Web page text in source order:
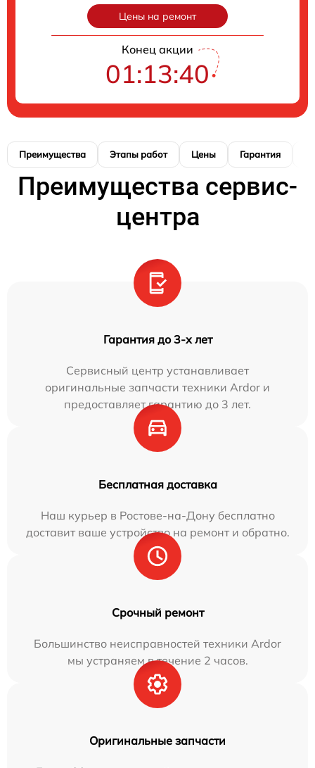
Цены на ремонт
Конец акции
01:13:39
Преимущества Этапы работ Цены Гарантия
Преимущества сервис-
центра
Гарантия до 3-х лет
Сервисный центр устанавливает
оригинальные запчасти техники Ardor и
предоставляет гарантию до 3 лет.
Бесплатная доставка
Наш курьер в Ростове-на-Дону бесплатно
доставит ваше устройство на ремонт и обратно.
Срочный ремонт
Большинство неисправностей техники Ardor
мы устраняем в течение 2 часов.
Оригинальные запчасти